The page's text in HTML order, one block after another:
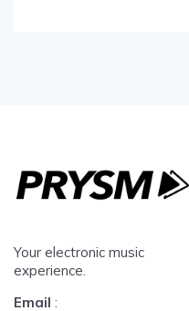
Your electronic music